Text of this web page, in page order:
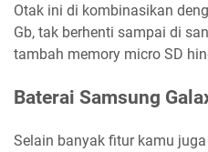
Otak ini di kombinasikan
Gb, tak berhenti sampai di
tambah memory micro SD
Baterai Samsung
Selain banyak fitur kamu